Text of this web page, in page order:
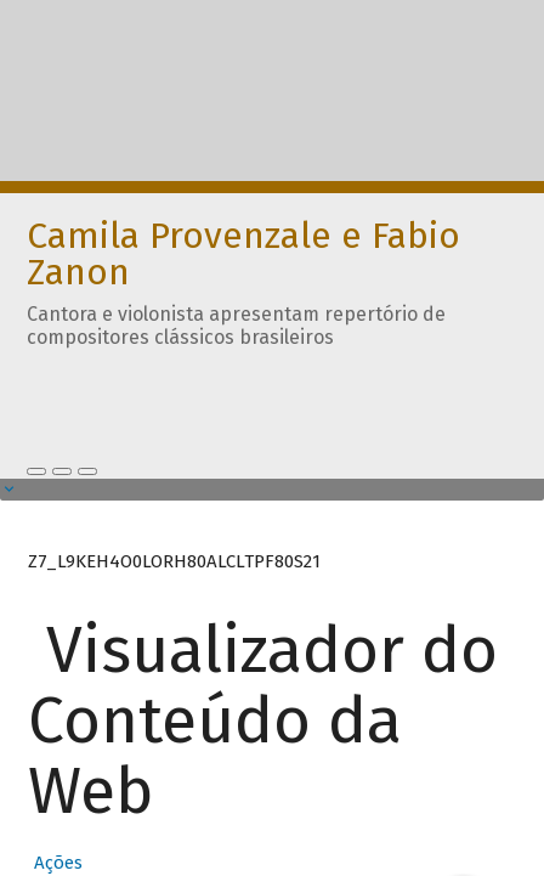
Camila Provenzale e Fabio
Zanon
Cantora e violonista apresentam repertório de
compositores clássicos brasileiros
Z7_L9KEH4O0LORH80ALCLTPF80S21
Visualizador do
Conteúdo da
Web
Ações